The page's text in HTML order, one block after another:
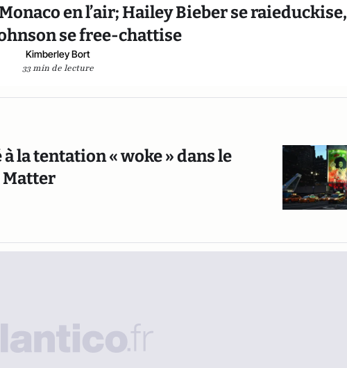
en l’air; Hailey Bieber se raieduckise,
se free-chattise
Kimberley Bort
33 min de lecture
la tentation « woke » dans le
Matter